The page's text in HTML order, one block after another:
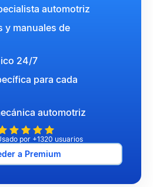
automotriz
y manuales de
24/7
para cada
automotriz
por +1320 usuarios
a Premium